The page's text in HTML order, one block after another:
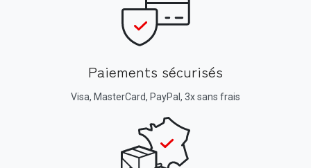
Paiements sécurisés
Visa, MasterCard, PayPal, 3x sans frais